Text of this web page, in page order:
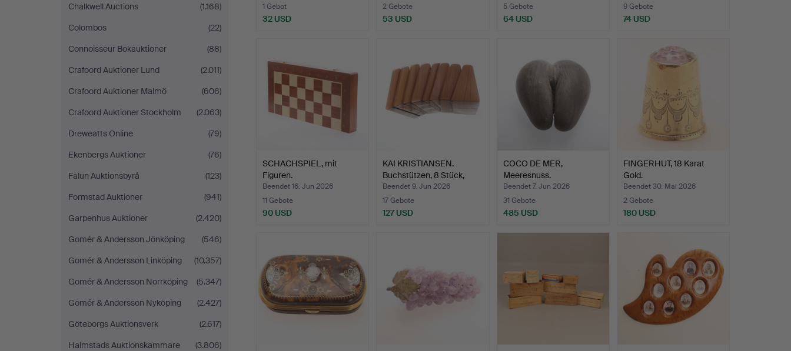
Chalkwell Auctions
(1.168)
Colombos
(22)
Connoisseur Bokauktioner
(88)
Crafoord Auktioner Lund
(2.011)
Crafoord Auktioner Malmö
(606)
Crafoord Auktioner Stockholm
(2.063)
Dreweatts Online
(79)
Ekenbergs Auktioner
(76)
Falun Auktionsbyrå
(123)
Formstad Auktioner
(941)
Garpenhus Auktioner
(2.420)
Gomér & Andersson Jönköping
(546)
Gomér & Andersson Linköping
(10.357)
Gomér & Andersson Norrköping
(5.347)
Gomér & Andersson Nyköping
(2.427)
Göteborgs Auktionsverk
(2.617)
Halmstads Auktionskammare
(3.806)
1 Gebot
32 USD
2 Gebote
53 USD
5 Gebote
64 USD
9 Gebote
74 USD
SCHACHSPIEL, mit
Figuren.
Beendet 16. Jun 2026
11 Gebote
90 USD
KAI KRISTIANSEN.
Buchstützen, 8 Stück,
Tea…
Beendet 9. Jun 2026
17 Gebote
127 USD
COCO DE MER,
Meeresnuss.
Beendet 7. Jun 2026
31 Gebote
485 USD
FINGERHUT, 18 Karat
Gold.
Beendet 30. Mai 2026
2 Gebote
180 USD